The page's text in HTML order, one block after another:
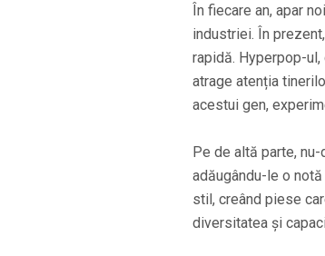
În fiecare an, apar
industriei. În
rapidă. Hyperpop-
atrage atenția
acestui gen,
Pe de altă parte,
adăugându-le o
stil, creând piese
diversitatea și